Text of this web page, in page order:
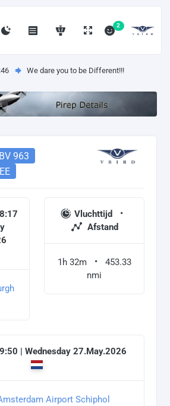
2
We dare you to be Different!!!
963
Vluchttijd
Afstand
1h 32m
453.33
nmi
| Wednesday 27.May.2026
Airport Schiphol